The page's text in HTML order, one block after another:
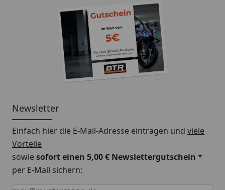
Newsletter
Einfach hier die E-Mail-Adresse eintragen und viele
Vorteile
sowiesofort einen 5,00 € Newslettergutschein *
per E-Mail sichern:
Keine Eingabe erforderlich
Eingabe erforderlich
E-Mail *